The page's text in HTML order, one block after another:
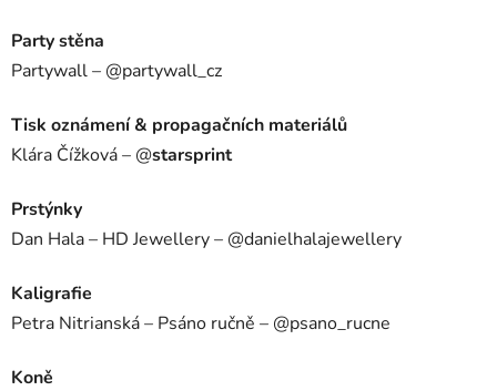
Party stěna
Partywall – @partywall_cz
Tisk oznámení & propagačních materiálů
Klára Čížková – @starsprint
Prstýnky
Dan Hala – HD Jewellery – @danielhalajewellery
Kaligrafie
Petra Nitrianská – Psáno ručně – @psano_rucne
Koně